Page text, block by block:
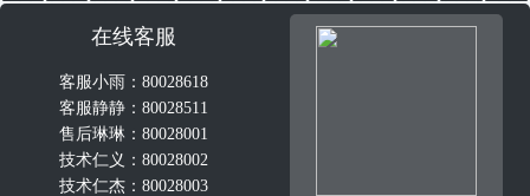
在线客服
客服小雨：80028618
客服静静：80028511
售后琳琳：80028001
技术仁义：80028002
技术仁杰：80028003